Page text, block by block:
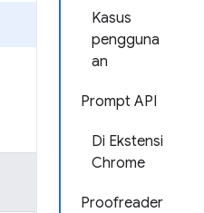
Kasus
pengguna
an
Prompt API
Di Ekstensi
Chrome
Proofreader